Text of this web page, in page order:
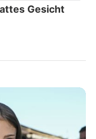
Gesicht